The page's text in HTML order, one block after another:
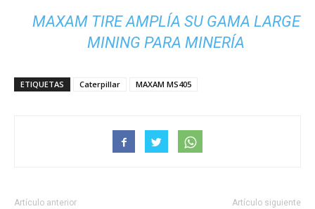
MAXAM TIRE AMPLÍA SU GAMA LARGE
MINING PARA MINERÍA
ETIQUETAS Caterpillar MAXAM MS405
Artículo anterior Artículo siguiente